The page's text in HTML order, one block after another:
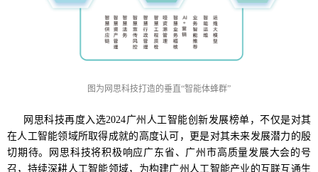
图为网思科技打造的垂直“智能体蜂群”
网思科技再度入选2024广州人工智能创新发展榜单，不仅是对其
在人工智能领域所取得成就的高度认可，更是对其未来发展潜力的殷
切期待。网思科技将积极响应广东省、广州市高质量发展大会的号
召，持续深耕人工智能领域，为构建广州人工智能产业的互联互通生